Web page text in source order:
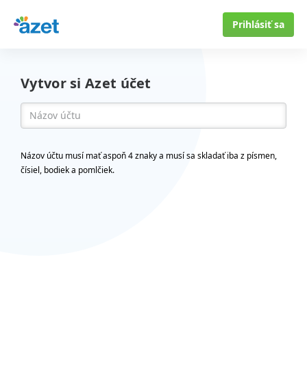
Prihlásiť sa
Vytvor si Azet účet
Názov účtu musí mať aspoň 4 znaky a musí sa skladať iba z písmen,
čísiel, bodiek a pomlčiek.